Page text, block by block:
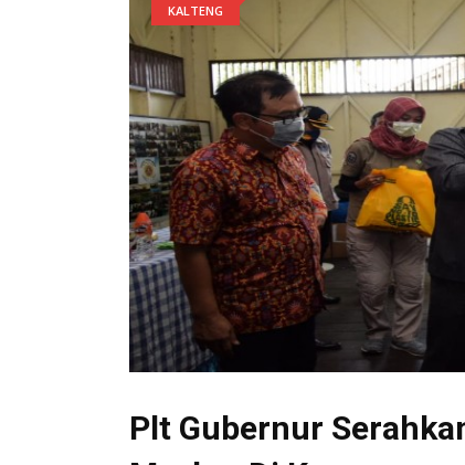
KALTENG
Plt Gubernur